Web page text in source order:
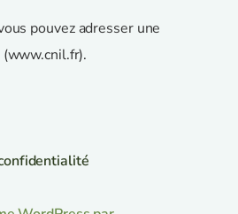
pouvez adresser une